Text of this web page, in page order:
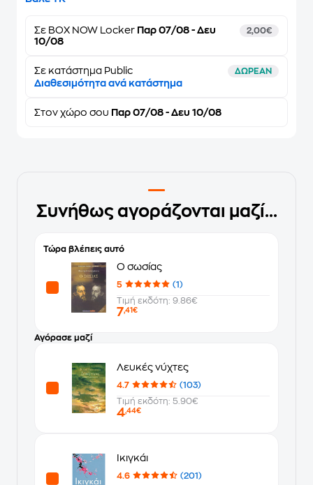
Σε BOX NOW Locker Παρ 07/08 - Δευ
10/08
2,00€
Σε κατάστημα Public ΔΩΡΕΑΝ
Διαθεσιμότητα ανά κατάστημα
Στον χώρο σου Παρ 07/08 - Δευ 10/08
Συνήθως αγοράζονται μαζί...
Τώρα βλέπεις αυτό
Ο σωσίας
5
(1)
Τιμή εκδότη: 9.86€
7,41€
Αγόρασε μαζί
Λευκές νύχτες
4.7
(103)
Τιμή εκδότη: 5.90€
4,44€
Ικιγκάι
4.6
(201)